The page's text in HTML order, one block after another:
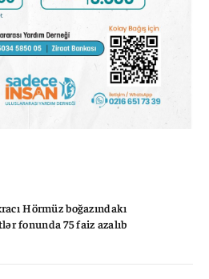
Hörmüz boğazındakı
fonunda 75 faiz azalıb